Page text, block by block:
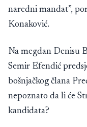
naredni mandat”,
Konaković.
Na megdan Denisu
Semir Efendić
bošnjačkog člana
nepoznato da li će
kandidata?